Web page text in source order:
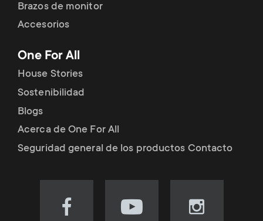
Brazos de monitor
Accesorios
One For All
House Stories
Sostenibilidad
Blogs
Acerca de One For All
Seguridad general de los productos Contacto
Visit Visit Visit